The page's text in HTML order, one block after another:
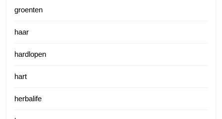
groenten
haar
hardlopen
hart
herbalife